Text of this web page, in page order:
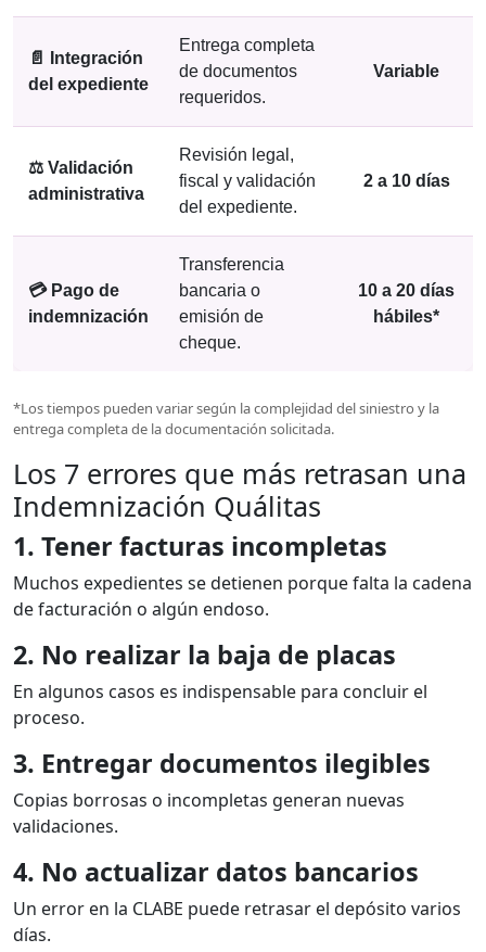
📄 Integración
del expediente
Entrega completa
de documentos
requeridos.
Variable
⚖️ Validación
administrativa
Revisión legal,
fiscal y validación
del expediente.
2 a 10 días
💳 Pago de
indemnización
Transferencia
bancaria o
emisión de
cheque.
10 a 20 días
hábiles*
*Los tiempos pueden variar según la complejidad del siniestro y la
entrega completa de la documentación solicitada.
Los 7 errores que más retrasan una
Indemnización Quálitas
1. Tener facturas incompletas
Muchos expedientes se detienen porque falta la cadena
de facturación o algún endoso.
2. No realizar la baja de placas
En algunos casos es indispensable para concluir el
proceso.
3. Entregar documentos ilegibles
Copias borrosas o incompletas generan nuevas
validaciones.
4. No actualizar datos bancarios
Un error en la CLABE puede retrasar el depósito varios
días.